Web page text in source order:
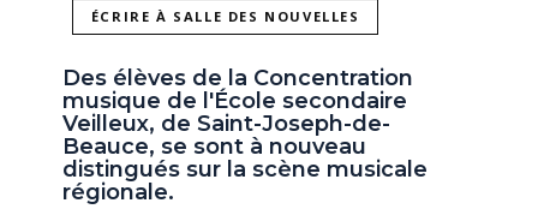
ÉCRIRE À SALLE DES NOUVELLES
Des élèves de la Concentration
musique de l'École secondaire
Veilleux, de Saint-Joseph-de-
Beauce, se sont à nouveau
distingués sur la scène musicale
régionale.